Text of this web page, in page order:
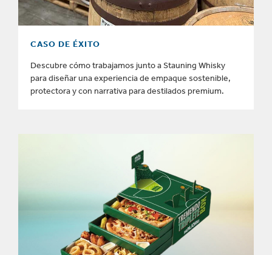
CASO DE ÉXITO
Descubre cómo trabajamos junto a Stauning Whisky
para diseñar una experiencia de empaque sostenible,
protectora y con narrativa para destilados premium.